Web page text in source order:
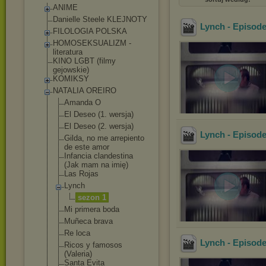
ANIME
Danielle Steele KLEJNOTY
FILOLOGIA POLSKA
HOMOSEKSUALIZM -
literatura
KINO LGBT (filmy
gejowskie)
KOMIKSY
NATALIA OREIRO
Amanda O
El Deseo (1. wersja)
El Deseo (2. wersja)
Gilda, no me arrepiento
de este amor
Infancia clandestina
(Jak mam na imię)
Las Rojas
Lynch
sezon 1
Mi primera boda
Muñeca brava
Re loca
Ricos y famosos
(Valeria)
Santa Evita
Lynch -
Lynch -
Lynch -